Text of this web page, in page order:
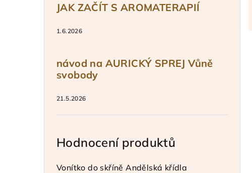
JAK ZAČÍT S AROMATERAPIÍ
1.6.2026
návod na AURICKÝ SPREJ Vůně
svobody
21.5.2026
Hodnocení produktů
Vonítko do skříně Andělská křídla